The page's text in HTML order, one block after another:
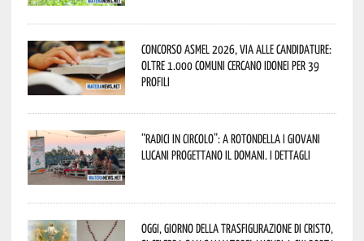
Concorso Asmel 2026, via alle candidature:
oltre 1.000 Comuni cercano idonei per 39
profili
“Radici in Circolo”: a Rotondella i giovani
lucani progettano il domani. I dettagli
Oggi, giorno della Trasfigurazione di Cristo,